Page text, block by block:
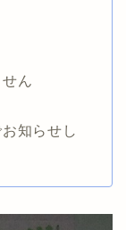
ん
知らせし